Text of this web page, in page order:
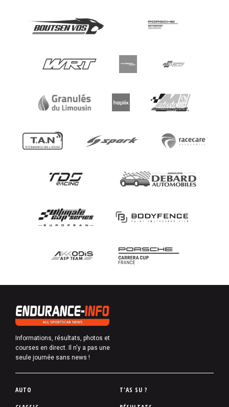
Informations, résultats, photos et
courses en direct. Il n'y a pas une
seule journée sans news !
P
AUTO
T'AS SU ?